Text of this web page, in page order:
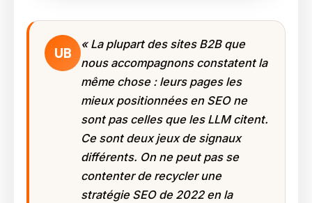
UB
« La plupart des sites B2B que
nous accompagnons constatent la
même chose : leurs pages les
mieux positionnées en SEO ne
sont pas celles que les LLM citent.
Ce sont deux jeux de signaux
différents. On ne peut pas se
contenter de recycler une
stratégie SEO de 2022 en la